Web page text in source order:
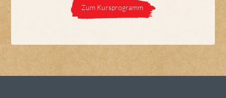
Zum Kursprogramm